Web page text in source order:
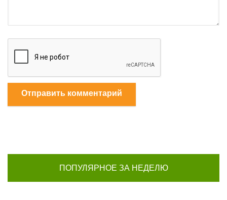
Отправить комментарий
ПОПУЛЯРНОЕ ЗА НЕДЕЛЮ